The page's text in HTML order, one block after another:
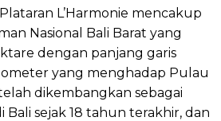
L’Harmonie mencakup
Nasional Bali Barat yang
dengan panjang garis
yang menghadap Pulau
dikembangkan sebagai
Bali sejak 18 tahun terakhir, dan